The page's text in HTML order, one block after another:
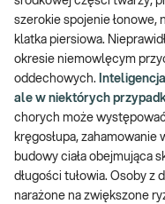
szerokie spojenie łonowe,
klatka piersiowa.
okresie niemowlęcym
oddechowych.
ale w niektórych
chorych może
kręgosłupa,
budowy ciała obejmująca
długości tułowia. Osoby z
narażone na zwiększone